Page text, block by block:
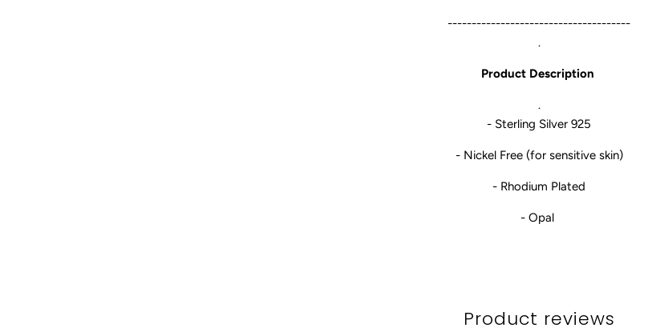
--------------------------------------
.
Product Description
.
- Sterling Silver 925
- Nickel Free (for sensitive skin)
- Rhodium Plated
- Opal
Product reviews